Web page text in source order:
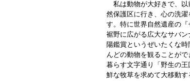
私は動物が大好きで、以
然保護区に行き、心の洗
す。特に世界自然遺産の
裾野に広がる広大なサバ
陽鑑賞というぜいたくな
んどの動物を観ることが
暮らす文字通り「野生の
鮮な牧草を求めて大移動